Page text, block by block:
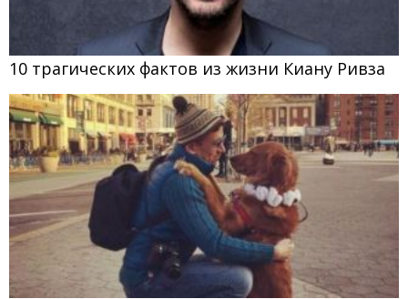
10 трагических фактов из жизни Киану Ривза